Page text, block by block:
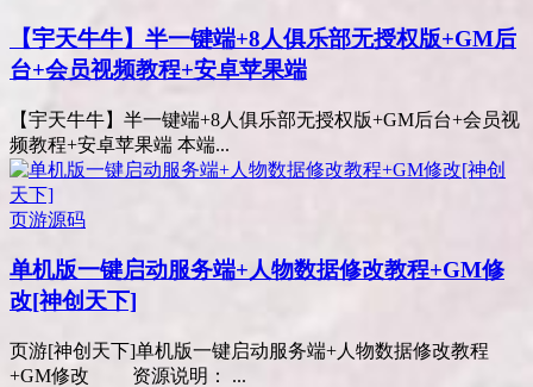
【宇天牛牛】半一键端+8人俱乐部无授权版+GM后
台+会员视频教程+安卓苹果端
【宇天牛牛】半一键端+8人俱乐部无授权版+GM后台+会员视
频教程+安卓苹果端 本端...
页游源码
单机版一键启动服务端+人物数据修改教程+GM修
改[神创天下]
页游[神创天下]单机版一键启动服务端+人物数据修改教程
+GM修改 资源说明： ...